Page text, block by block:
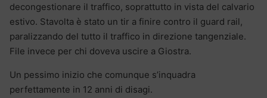
decongestionare il traffico, soprattutto in vista del calvario
estivo. Stavolta è stato un tir a finire contro il guard rail,
paralizzando del tutto il traffico in direzione tangenziale.
File invece per chi doveva uscire a Giostra.
Un pessimo inizio che comunque s’inquadra
perfettamente in 12 anni di disagi.